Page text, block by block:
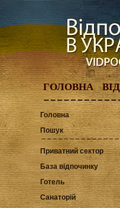
ГОЛОВНА
Головна
Пошук
Приватний сектор
База відпочинку
Готель
Санаторій